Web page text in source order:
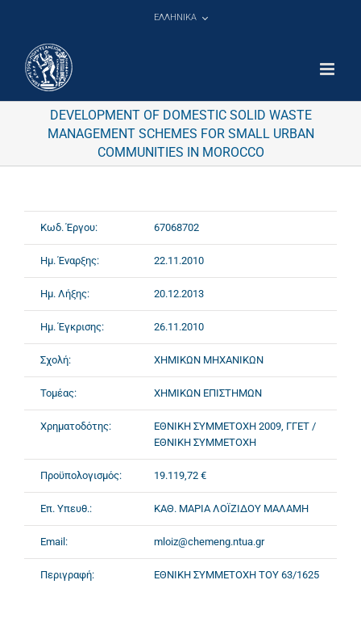
ΕΛΛΗΝΙΚΑ
DEVELOPMENT OF DOMESTIC SOLID WASTE
MANAGEMENT SCHEMES FOR SMALL URBAN
COMMUNITIES IN MOROCCO
Κωδ. Έργου: 67068702
Ημ. Έναρξης: 22.11.2010
Ημ. Λήξης: 20.12.2013
Ημ. Έγκρισης: 26.11.2010
Σχολή: ΧΗΜΙΚΩΝ ΜΗΧΑΝΙΚΩΝ
Τομέας: ΧΗΜΙΚΩΝ ΕΠΙΣΤΗΜΩΝ
Χρηματοδότης:
ΕΘΝΙΚΗ ΣΥΜΜΕΤΟΧΗ 2009, ΓΓΕΤ /
ΕΘΝΙΚΗ ΣΥΜΜΕΤΟΧΗ
Προϋπολογισμός: 19.119,72 €
Επ. Υπευθ.: ΚΑΘ. ΜΑΡΙΑ ΛΟΪΖΙΔΟΥ ΜΑΛΑΜΗ
Email: mloiz@chemeng.ntua.gr
Περιγραφή: ΕΘΝΙΚΗ ΣΥΜΜΕΤΟΧΗ ΤΟΥ 63/1625